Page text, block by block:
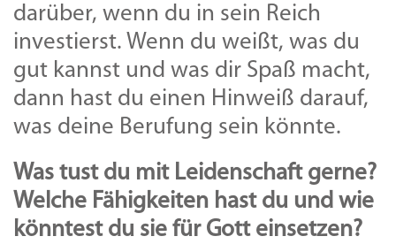
darüber, wenn du in sein Reich
investierst. Wenn du weißt, was du
gut kannst und was dir Spaß macht,
dann hast du einen Hinweiß darauf,
was deine Berufung sein könnte.
Was tust du mit Leidenschaft gerne?
Welche Fähigkeiten hast du und wie
könntest du sie für Gott einsetzen?